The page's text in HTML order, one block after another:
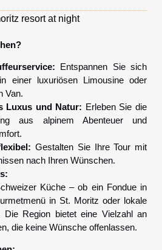
Entspannen Sie sich
einer luxuriösen Limousine oder
Van.
Luxus und Natur: Erleben Sie die
aus alpinem Abenteuer und
Gestalten Sie Ihre Tour mit
nach Ihren Wünschen.
Küche – ob ein Fondue in
in St. Moritz oder lokale
Die Region bietet eine Vielzahl an
die keine Wünsche offenlassen.